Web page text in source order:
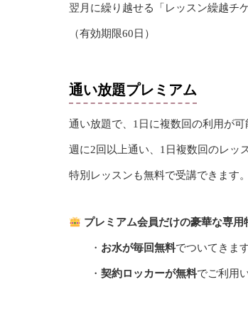
翌月に繰り越せる「レッスン繰越チ
（有効期限60日）
通い放題プレミアム
通い放題で、1日に複数回の利用が可
週に2回以上通い、1日複数回のレッ
特別レッスンも無料で受講できます。
プレミアム会員だけの豪華な専用
・ お水が毎回無料でついてきま
・ 契約ロッカーが無料でご利用